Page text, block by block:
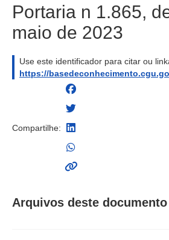
Portaria n 1.865,
maio de 2023
Use este identificador para citar ou
https://
Compartilhe:
Arquivos deste documento